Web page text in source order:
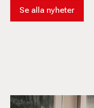
Se alla nyheter